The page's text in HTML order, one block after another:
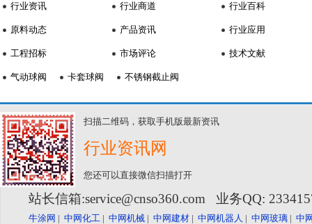
行业资讯
原料动态
工程招标
行业商道
产品资讯
市场评论
行业百科
行业应用
技术文献
气动球阀 卡套球阀 不锈钢截止阀
扫描二维码，获取手机版最新资讯
行业资讯网
您还可以直接微信扫描打开
站长信箱:service@cnso360.com 业务QQ:
牛涂网 | 中网化工 | 中网机械 | 中网建材 | 中网机器人 | 中网玻璃 | 中